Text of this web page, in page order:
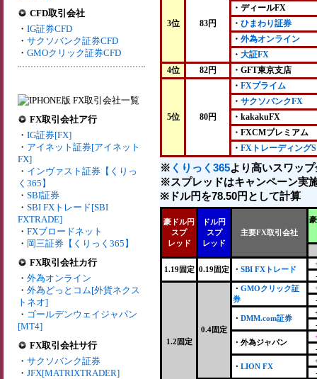
CFD取引会社
・ IG証券CFD
・ サクソバンク証券CFD
・ GMOクリック証券CFD
FX取引会社ア行
・ IG証券[FX]
・ アイネット証券[アイネット
FX]
・ インヴァスト証券【くりっ
く365】
・ SBI証券
・ SBI FXトレード[SBI
FXTRADE]
・ FXブロードネット
・ 岡三証券【くりっく365】
FX取引会社カ行
・ 外為オンライン
・ 外為どっとコム[外貨ネクス
トネオ]
・ ゴールデンウェイジャパン
[MT4]
FX取引会社サ行
・ サクソバンク証券
・ JFX[MATRIXTRADER]
3位 83円
・ディールFX
・ ひまわり証券
・ 外為オンライン
・ 大証FX
4位
82円 ・GFT東京支店
5位 80円
・ FXプライム
・ サクソバンクFX
・kakakuFX
・FXCMプレミアム
・ FXトレーディングS
※ くりっく365より高いスワッ
※スプレッドはキャンペーン実
※ドル円を78.50円として計算
豪ドル円
スプ
レッド
ドル円
スプ
レッド
主要FX取引会社
1.19固定 0.19固定 ・ SBI FXトレード
1.2固定
0.4固定
・ GMOクリック証
券
・ DMM.com証券
・外為ジャパン
・ LION FX